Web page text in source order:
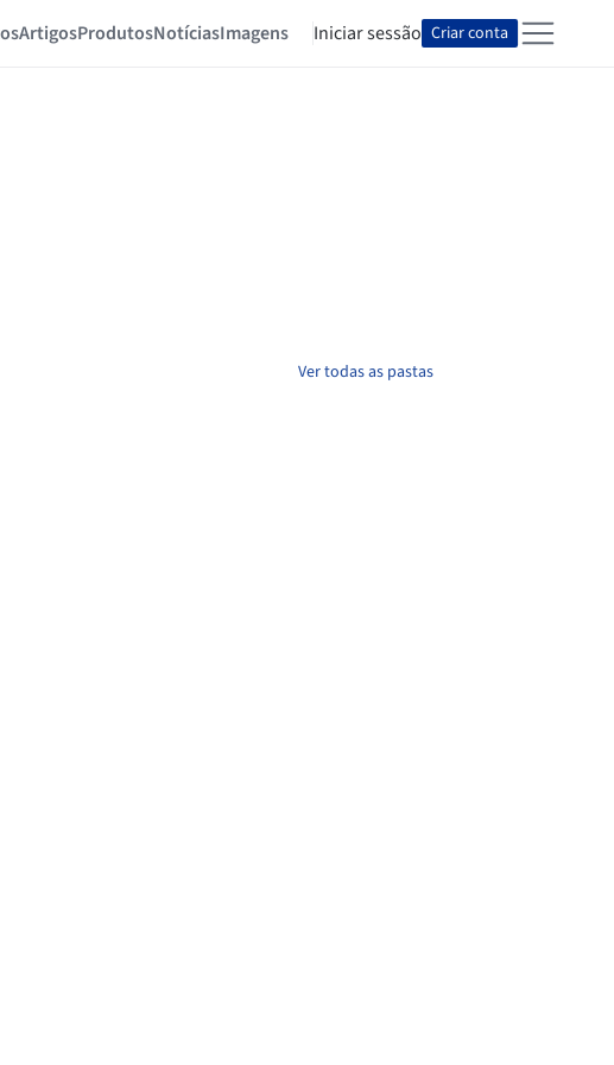
ArtigosProdutosNotíciasImagens Iniciar sessão Criar conta
Ver todas as pastas